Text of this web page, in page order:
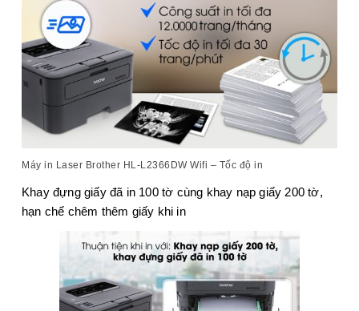
Máy in Laser Brother HL-L2366DW Wifi – Tốc độ in
Khay đựng giấy đã in 100 tờ cùng khay nạp giấy 200 tờ,
hạn chế chêm thêm giấy khi in